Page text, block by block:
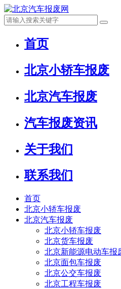
首页
北京小轿车报废
北京汽车报废
汽车报废资讯
关于我们
联系我们
首页
北京小轿车报废
北京汽车报废
北京小轿车报废
北京货车报废
北京新能源电动车报
北京面包车报废
北京公交车报废
北京工程车报废